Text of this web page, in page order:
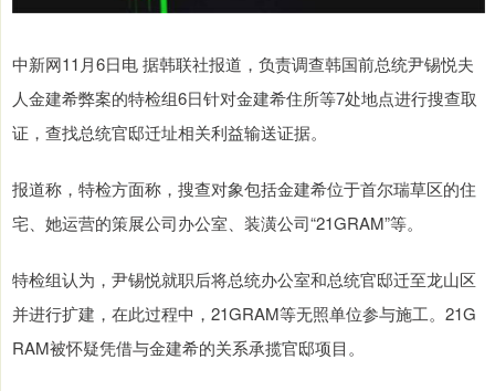
中新网11月6日电 据韩联社报道，负责调查韩国前总统尹锡悦夫
人金建希弊案的特检组6日针对金建希住所等7处地点进行搜查取
证，查找总统官邸迁址相关利益输送证据。
报道称，特检方面称，搜查对象包括金建希位于首尔瑞草区的住
宅、她运营的策展公司办公室、装潢公司“21GRAM”等。
特检组认为，尹锡悦就职后将总统办公室和总统官邸迁至龙山区
并进行扩建，在此过程中，21GRAM等无照单位参与施工。21G
RAM被怀疑凭借与金建希的关系承揽官邸项目。